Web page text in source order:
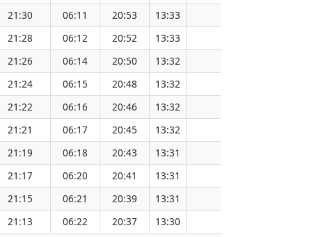
21:30 06:11 20:53 13:33
21:28 06:12 20:52 13:33
21:26 06:14 20:50 13:32
21:24 06:15 20:48 13:32
21:22 06:16 20:46 13:32
21:21 06:17 20:45 13:32
21:19 06:18 20:43 13:31
21:17 06:20 20:41 13:31
21:15 06:21 20:39 13:31
21:13 06:22 20:37 13:30